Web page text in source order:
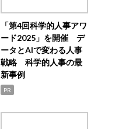
「第4回科学的人事アワ
ード2025」を開催 デ
ータとAIで変わる人事
戦略 科学的人事の最
新事例
PR